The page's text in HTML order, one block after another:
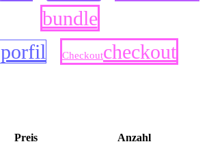
bundle
porfil Checkoutcheckout
Preis
Anzahl